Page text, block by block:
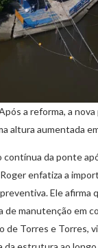
a reforma, a
altura aumentada
da ponte
enfatiza a
Ele afirma
de manutenção em
de Torres e Torres,